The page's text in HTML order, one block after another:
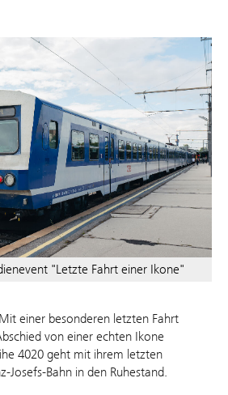
"Letzte Fahrt einer Ikone"
einer besonderen letzten Fahrt
von einer echten Ikone
4020 geht mit ihrem letzten
in den Ruhestand.